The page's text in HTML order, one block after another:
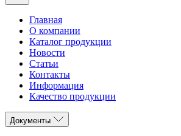
Главная
О компании
Каталог продукции
Новости
Статьи
Контакты
Информация
Качество продукции
Документы